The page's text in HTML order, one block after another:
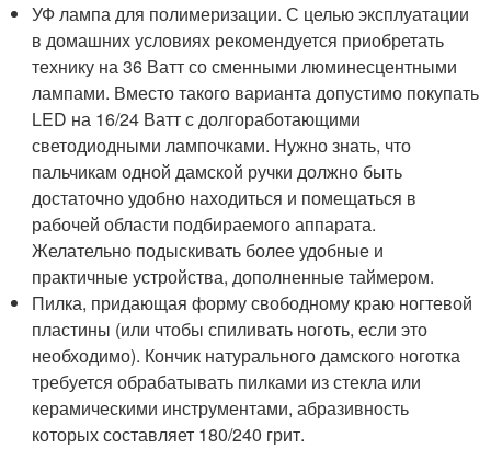
УФ лампа для полимеризации. С целью эксплуатации
в домашних условиях рекомендуется приобретать
технику на 36 Ватт со сменными люминесцентными
лампами. Вместо такого варианта допустимо покупать
LED на 16/24 Ватт с долгоработающими
светодиодными лампочками. Нужно знать, что
пальчикам одной дамской ручки должно быть
достаточно удобно находиться и помещаться в
рабочей области подбираемого аппарата.
Желательно подыскивать более удобные и
практичные устройства, дополненные таймером.
Пилка, придающая форму свободному краю ногтевой
пластины (или чтобы спиливать ноготь, если это
необходимо). Кончик натурального дамского ноготка
требуется обрабатывать пилками из стекла или
керамическими инструментами, абразивность
которых составляет 180/240 грит.